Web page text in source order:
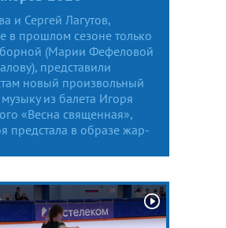
и Сергей Лагутов,
в прошлом сезоне только
(Марии Фефеловой
представили
новый произвольный
из балета Игоря
«Весна священная»,
предстала в образе жар-